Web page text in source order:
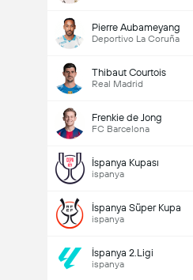
Pierre Aubameyang
Deportivo La Coruña
Thibaut Courtois
Real Madrid
Frenkie de Jong
FC Barcelona
İspanya Kupası
ispanya
İspanya Süper Kupa
ispanya
İspanya 2.Ligi
ispanya
Maçtaki Toplam
Toplam Oy: 525